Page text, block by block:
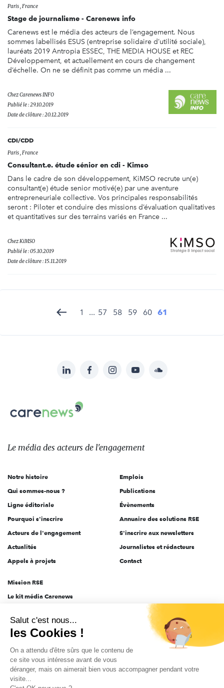
Paris , France
Stage de journalisme - Carenews info
Carenews est le média des acteurs de l’engagement. Nous
sommes labellisés ESUS (entreprise solidaire d’utilité sociale),
lauréats 2019 Antropia ESSEC, THE MEDIA HOUSE et REC
Développement, et actuellement en cours de changement
d’échelle. On ne se définit pas comme un média ...
ChezCarenews INFO
Publié le : 29.10.2019
Date de clôture : 20.12.2019
CDI/CDD
Paris , France
Consultant.e. étude sénior en cdi - Kimso
Dans le cadre de son développement, KiMSO recrute un(e)
consultant(e) étude senior motivé(e) par une aventure
entrepreneuriale collective. Vos principales responsabilités
seront : Piloter et conduire des missions d’évaluation qualitatives
et quantitatives sur des terrains variés en France ...
ChezKiMSO
Publié le : 05.10.2019
Date de clôture : 15.11.2019
1 ... 57 58 59 60 61
sur:
LinkedInFacebookInstagramYouTubeSoundcloud
Carenews,
Le
des
l'engagement
Le média des acteurs de l'engagement
Notre histoire
Qui sommes-nous ?
Ligne éditoriale
Pourquoi s'inscrire
Acteurs de l'engagement
Actualités
Appels à projets
Emplois
Publications
Évènements
Annuaire des solutions RSE
S'inscrire aux newsletters
Journalistes et rédacteurs
Contact
Mission RSE
Le kit média Carenews
AEF info
Novethic
PRODURABLE
Inclusiv Day
Salut c'est nous...
les Cookies !
On a attendu d'être sûrs que le contenu de
ce site vous intéresse avant de vous
déranger, mais on aimerait bien vous accompagner pendant votre
visite...